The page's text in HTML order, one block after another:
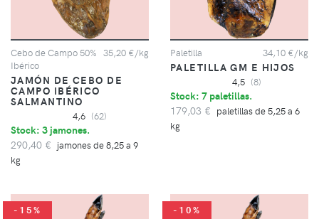
Cebo de Campo 50%
Ibérico
35,20 €/kg
JAMÓN DE CEBO DE
CAMPO IBÉRICO
SALMANTINO
4,6 (62)
Stock: 3 jamones.
290,40 € jamones de 8,25 a 9
kg
Paletilla 34,10 €/kg
PALETILLA GM E HIJOS
4,5 (8)
Stock: 7 paletillas.
179,03 € paletillas de 5,25 a 6
kg
-15% -10%